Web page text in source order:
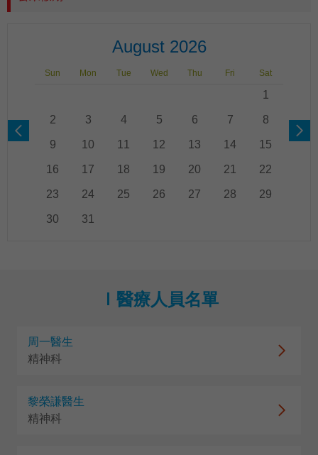
August 2026
Sun Mon Tue Wed Thu Fri Sat
1
2 3 4 5 6 7 8
9 10 11 12 13 14 15
16 17 18 19 20 21 22
23 24 25 26 27 28 29
30 31
醫療人員名單
周一醫生
精神科
黎榮謙醫生
精神科